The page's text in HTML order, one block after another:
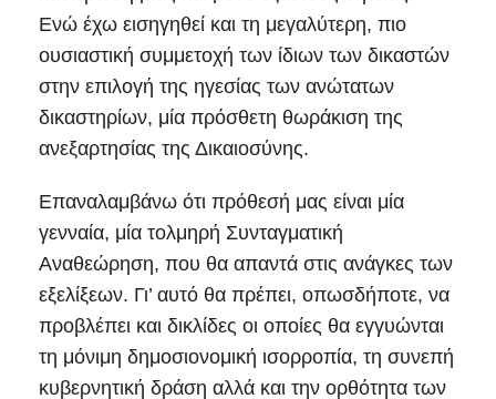
Ενώ έχω εισηγηθεί και τη μεγαλύτερη, πιο
ουσιαστική συμμετοχή των ίδιων των δικαστών
στην επιλογή της ηγεσίας των ανώτατων
δικαστηρίων, μία πρόσθετη θωράκιση της
ανεξαρτησίας της Δικαιοσύνης.
Επαναλαμβάνω ότι πρόθεσή μας είναι μία
γενναία, μία τολμηρή Συνταγματική
Αναθεώρηση, που θα απαντά στις ανάγκες των
εξελίξεων. Γι’ αυτό θα πρέπει, οπωσδήποτε, να
προβλέπει και δικλίδες οι οποίες θα εγγυώνται
τη μόνιμη δημοσιονομική ισορροπία, τη συνεπή
κυβερνητική δράση αλλά και την ορθότητα των